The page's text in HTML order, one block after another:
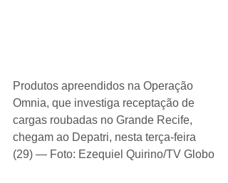
Produtos apreendidos na Operação
Omnia, que investiga receptação de
cargas roubadas no Grande Recife,
chegam ao Depatri, nesta terça-feira
(29) — Foto: Ezequiel Quirino/TV Globo